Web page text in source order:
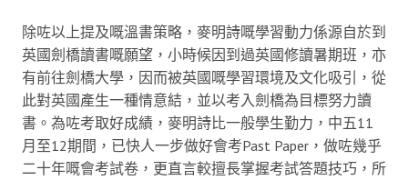
除咗以上提及嘅溫書策略，麥明詩嘅學習動力係源自於到
英國劍橋讀書嘅願望，小時候因到過英國修讀暑期班，亦
有前往劍橋大學，因而被英國嘅學習環境及文化吸引，從
此對英國產生一種情意結，並以考入劍橋為目標努力讀
書。為咗考取好成績，麥明詩比一般學生勤力，中五11
月至12期間，已快人一步做好會考Past Paper，做咗幾乎
二十年嘅會考試卷，更直言較擅長掌握考試答題技巧，所